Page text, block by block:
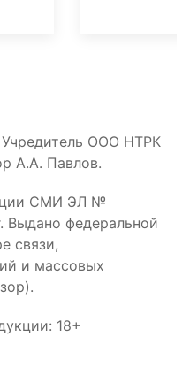
ООО НТРК
А.А. Павлов.
СМИ ЭЛ №
Выдано федеральной
связи,
и массовых
18+